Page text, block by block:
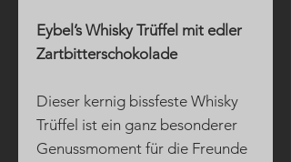
Eybel’s Whisky Trüffel mit edler
Zartbitterschokolade
Dieser kernig bissfeste Whisky
Trüffel ist ein ganz besonderer
Genussmoment für die Freunde